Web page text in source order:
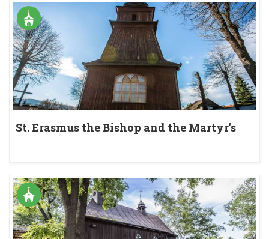
St. Erasmus the Bishop and the Martyr's